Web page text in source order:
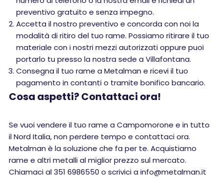
preventivo gratuito e senza impegno.
Accetta il nostro preventivo e concorda con noi la
modalità di ritiro del tuo rame. Possiamo ritirare il tuo
materiale con i nostri mezzi autorizzati oppure puoi
portarlo tu presso la nostra sede a Villafontana.
Consegna il tuo rame a Metalman e ricevi il tuo
pagamento in contanti o tramite bonifico bancario.
Cosa aspetti? Contattaci ora!
Se vuoi vendere il tuo rame a Campomorone e in tutto
il Nord Italia, non perdere tempo e contattaci ora.
Metalman è la soluzione che fa per te. Acquistiamo
rame e altri metalli al miglior prezzo sul mercato.
Chiamaci al 351 6986550 o scrivici a info@metalman.it